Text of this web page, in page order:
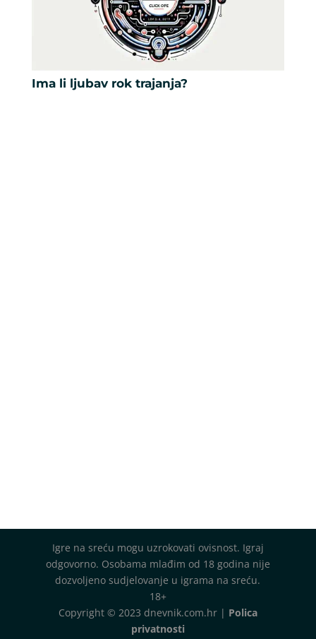
Ima li ljubav rok trajanja?
Igre na sreću mogu uzrokovati ovisnost. Igraj
odgovorno. Osobama mlađim od 18 godina nije
dozvoljeno sudjelovanje u igrama na sreću.
18+
Copyright © 2023 dnevnik.com.hr | Polica
privatnosti